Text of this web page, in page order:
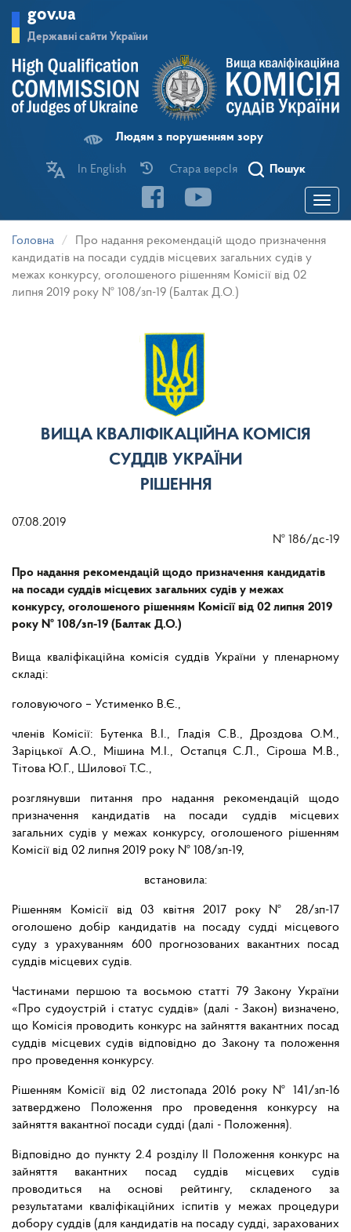
основного
матеріалу
gov.ua
Державні сайти України
Людям з порушенням зору
In English Стара версІя Пошук
Toggle
Головна
Про надання рекомендацій щодо призначення
кандидатів на посади суддів місцевих загальних судів у
межах конкурсу, оголошеного рішенням Комісії від 02
липня 2019 року № 108/зп-19 (Балтак Д.О.)
ВИЩА КВАЛІФІКАЦІЙНА КОМІСІЯ
СУДДІВ УКРАЇНИ
РІШЕННЯ
07.08.2019
№ 186/дс-19
Про надання рекомендацій щодо призначення кандидатів
на посади суддів місцевих загальних судів у межах
конкурсу, оголошеного рішенням Комісії від 02 липня 2019
року № 108/зп-19 (Балтак Д.О.)
Вища кваліфікаційна комісія суддів України у пленарному
складі:
головуючого – Устименко В.Є.,
членів Комісії: Бутенка В.І., Гладія С.В., Дроздова О.М.,
Заріцької А.О., Мішина М.І., Остапця С.Л., Сіроша М.В.,
Тітова Ю.Г., Шилової Т.С.,
розглянувши питання про надання рекомендацій щодо
призначення кандидатів на посади суддів місцевих
загальних судів у межах конкурсу, оголошеного рішенням
Комісії від 02 липня 2019 року № 108/зп-19,
встановила:
Рішенням Комісії від 03 квітня 2017 року № 28/зп-17
оголошено добір кандидатів на посаду судді місцевого
суду з урахуванням 600 прогнозованих вакантних посад
суддів місцевих судів.
Частинами першою та восьмою статті 79 Закону України
«Про судоустрій і статус суддів» (далі - Закон) визначено,
що Комісія проводить конкурс на зайняття вакантних посад
суддів місцевих судів відповідно до Закону та положення
про проведення конкурсу.
Рішенням Комісії від 02 листопада 2016 року № 141/зп-16
затверджено Положення про проведення конкурсу на
зайняття вакантної посади судді (далі - Положення).
Відповідно до пункту 2.4 розділу II Положення конкурс на
зайняття вакантних посад суддів місцевих судів
проводиться на основі рейтингу, складеного за
результатами кваліфікаційних іспитів у межах процедури
добору суддів (для кандидатів на посаду судді, зарахованих